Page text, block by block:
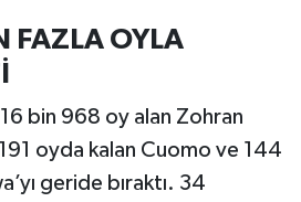
FAZLA OYLA
bin 968 oy alan Zohran
oyda kalan Cuomo ve 144
geride bıraktı. 34